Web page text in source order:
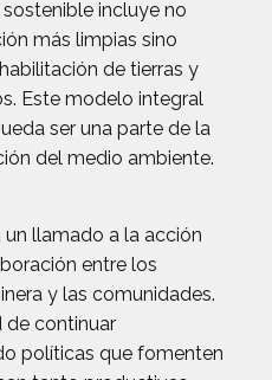
incluye no
más limpias sino
de tierras y
Este modelo integral
ser una parte de la
del medio ambiente.
llamado a la acción
entre los
y las comunidades.
de continuar
políticas que fomenten